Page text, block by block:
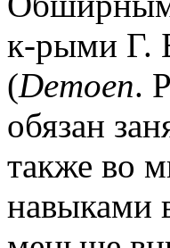
к-рыми Г.
(Demoen.
обязан
также во
навыками